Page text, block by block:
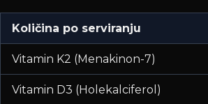
Količina po serviranju
Vitamin K2 (Menakinon-7)
Vitamin D3 (Holekalciferol)